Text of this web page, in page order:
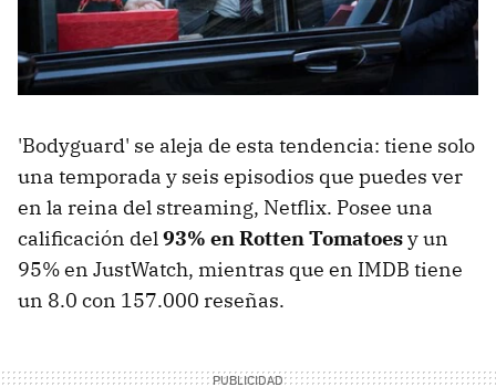
'Bodyguard' se aleja de esta tendencia: tiene solo
una temporada y seis episodios que puedes ver
en la reina del streaming, Netflix. Posee una
calificación del93% en Rotten Tomatoesy un
95% en JustWatch, mientras que en IMDB tiene
un 8.0 con 157.000 reseñas.